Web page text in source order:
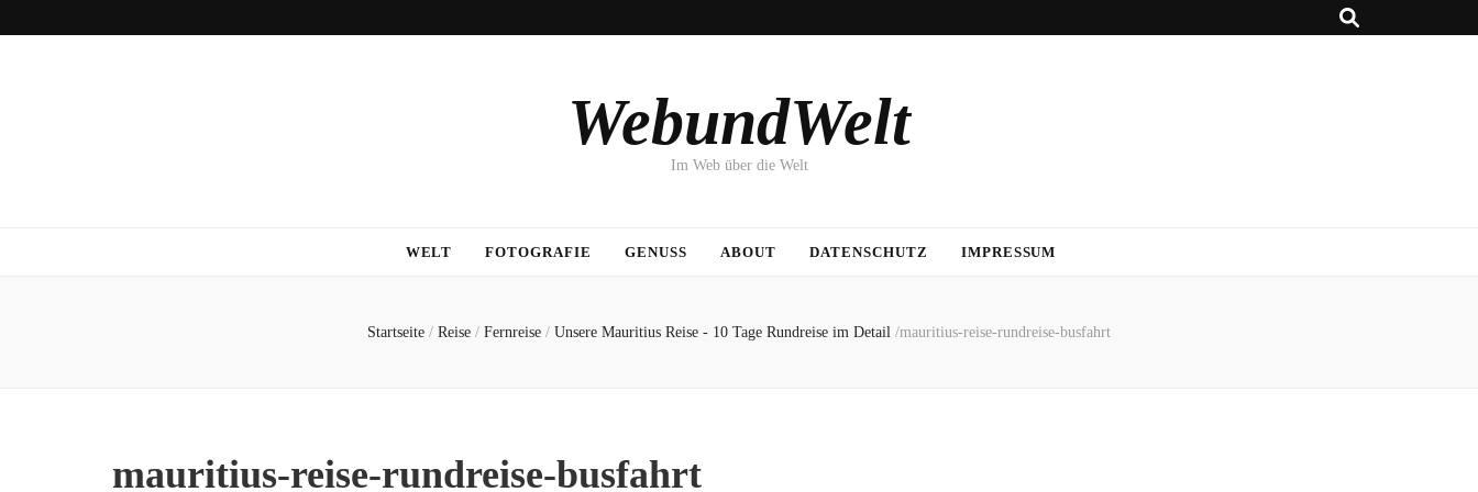
WebundWelt
Im Web über die Welt
WELT FOTOGRAFIE GENUSS ABOUT DATENSCHUTZ IMPRESSUM
Startseite / Reise / Fernreise / Unsere Mauritius Reise - 10 Tage Rundreise im Detail /mauritius-reise-rundreise-busfahrt
mauritius-reise-rundreise-busfahrt